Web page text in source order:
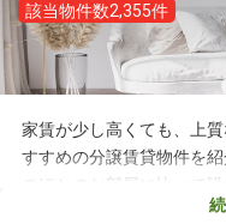
該当物件数2,355件
家賃が少し高くても、上
すすめの分譲賃貸物件を
のほかのお部屋に比べて
には高級感のある内装に